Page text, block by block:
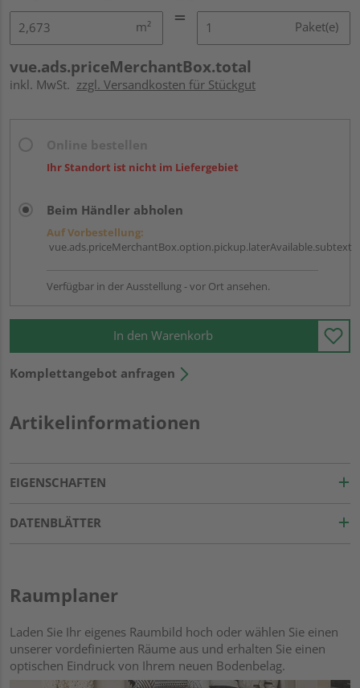
m² Paket(e)
vue.ads.priceMerchantBox.total
inkl. MwSt. zzgl. Versandkosten für Stückgut
Ihr Standort ist nicht im Liefergebiet
Beim Händler abholen
Auf Vorbestellung:
vue.ads.priceMerchantBox.option.pickup.laterAvailable.subtext
Verfügbar in der Ausstellung - vor Ort ansehen.
In den Warenkorb
Komplettangebot anfragen
Artikelinformationen
EIGENSCHAFTEN
DATENBLÄTTER
Raumplaner
Laden Sie Ihr eigenes Raumbild hoch oder wählen Sie einen
unserer vordefinierten Räume aus und erhalten Sie einen
optischen Eindruck von Ihrem neuen Bodenbelag.